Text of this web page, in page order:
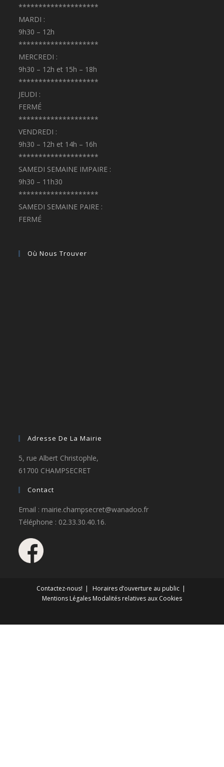
********************
MARDI :
9h30 – 12h
********************
MERCREDI :
9h30 – 12h et 15h – 18h
********************
JEUDI :
FERMÉ
********************
VENDREDI :
9h30 – 12h et 14h – 16h
********************
SAMEDI SEMAINE IMPAIRE :
9h30 – 11h30
********************
SAMEDI SEMAINE PAIRE :
FERMÉ
Où Nous Trouver
Adresse De La Mairie
5, rue Albert Christophle,
61700 CHAMPSECRET
Contact
Email : mairie.champsecret@wanadoo.fr
Téléphone : 02.33.30.40.16.
Contactez-nous!
Horaires d’ouverture au public
Mentions Légales Modalités relatives aux Cookies